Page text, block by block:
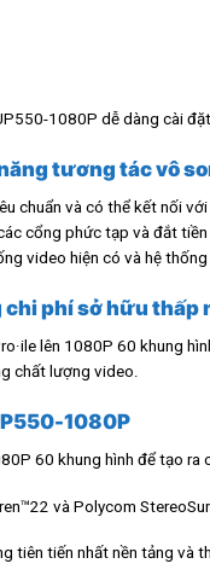
1080P dễ dàng cài
tương tác vô
chuẩn và có thể kết nối
cổng phức tạp và đắt
video hiện có và hệ thống
chi phí sở hữu thấp
lên 1080P 60 khung
chất lượng video.
1080P
60 khung hình để tạo
và Polycom
tiên tiến nhất nền tảng và